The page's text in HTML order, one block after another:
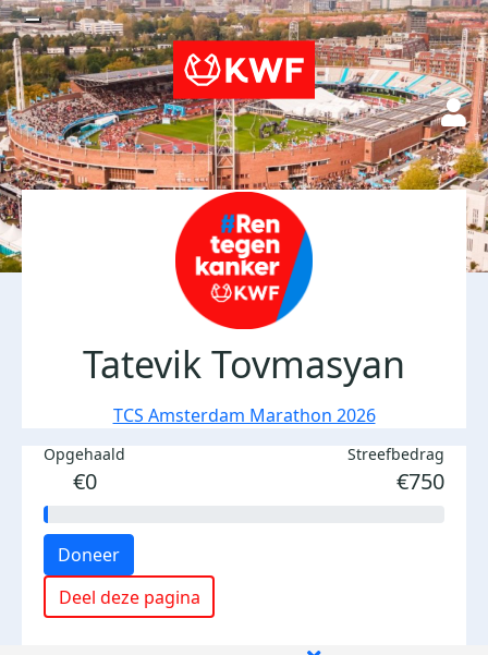
Tatevik Tovmasyan
TCS Amsterdam Marathon 2026
Opgehaald
€0
Streefbedrag
€750
Doneer
Deel deze pagina